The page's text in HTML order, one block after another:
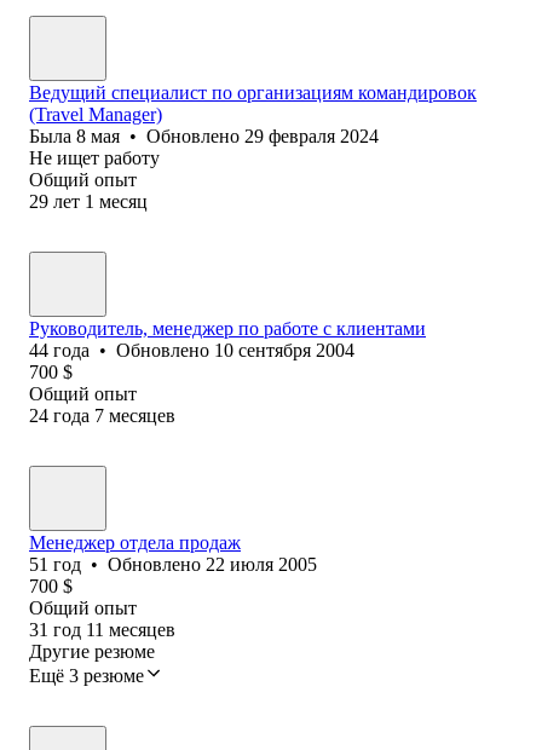
Ведущий специалист по организациям командировок
(Travel Manager)
Была 8 мая • Обновлено 29 февраля 2024
Не ищет работу
Общий опыт
29 лет 1 месяц
Руководитель, менеджер по работе с клиентами
44 года • Обновлено 10 сентября 2004
700 $
Общий опыт
24 года 7 месяцев
Менеджер отдела продаж
51 год • Обновлено 22 июля 2005
700 $
Общий опыт
31 год 11 месяцев
Другие резюме
Ещё 3 резюме